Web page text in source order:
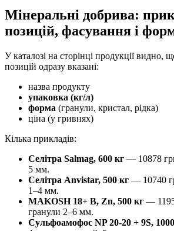
Мінеральні добрива:
позицій, фасування і
У каталозі на сторінці продукції видно,
позицій одразу вказані:
назва продукту
упаковка (кг/л)
форма (гранули, кристал, рідка)
ціна (у гривнях)
Кілька прикладів:
Селітра Salmag, 600 кг — 10878
5 мм.
Селітра Anvistar, 500 кг — 10740
1–4 мм.
MAKOSH 18+ B, Zn, 500 кг —
гранули 2–6 мм.
Сульфоамофос NP 20-20 + 9S,